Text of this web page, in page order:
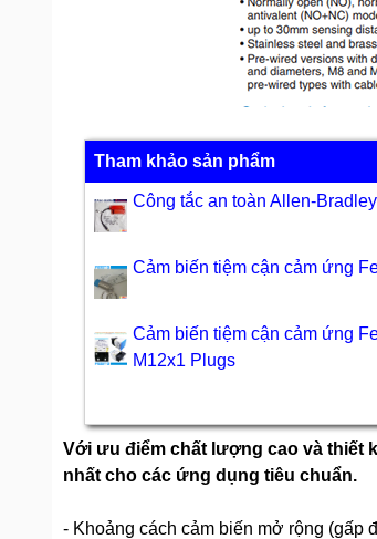
Tham khảo sản phẩm
Công tắc an toàn Allen-
Cảm biến tiệm cận cảm ứng
Cảm biến tiệm cận cảm ứng
M12x1 Plugs
Với ưu điểm chất lượng cao và thiết
nhất cho các ứng dụng tiêu chuẩn.
- Khoảng cách cảm biến mở rộng (gấp